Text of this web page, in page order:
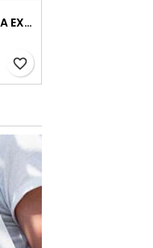
PENOSIL MÁXIMA EXPANSIÓN ESPUMA DE POLIURETANO 750ML
favorite_border